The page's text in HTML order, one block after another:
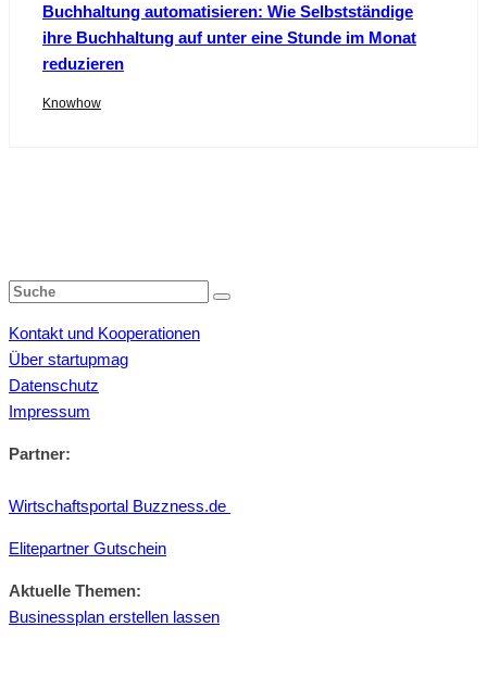
Buchhaltung automatisieren: Wie Selbstständige
ihre Buchhaltung auf unter eine Stunde im Monat
reduzieren
Knowhow
Kontakt und Kooperationen
Über startupmag
Datenschutz
Impressum
Partner:
Wirtschaftsportal Buzzness.de
Elitepartner Gutschein
Aktuelle Themen:
Businessplan erstellen lassen